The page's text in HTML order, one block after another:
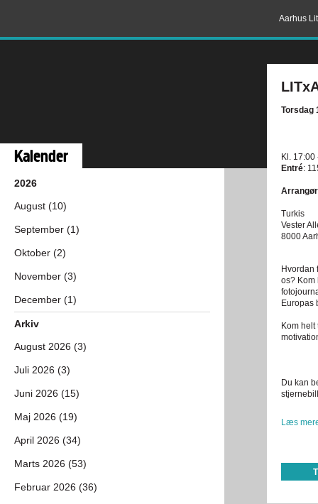
Aarhus
Torsdag
Kl. 17:00
Entré:
Turkis
Vester
8000
Hvordan
os? Kom
Europas
Kom
Du kan
Læs
Kalender
2026
August (10)
September (1)
Oktober (2)
November (3)
December (1)
Arkiv
August 2026 (3)
Juli 2026 (3)
Juni 2026 (15)
Maj 2026 (19)
April 2026 (34)
Marts 2026 (53)
Februar 2026 (36)